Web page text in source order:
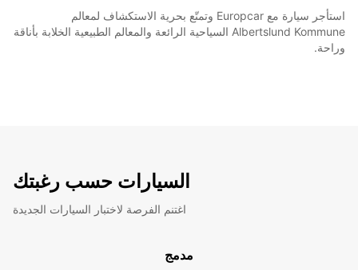
استأجر سيارة مع Europcar وتمتّع بحرية الاستكشاف لمعالم
Albertslund Kommune السياحية الرائعة والمعالم الطبيعية الخلابة بأناقة
وراحة.
السيارات حسب رغبتك
اغتنم الفرصة لاختبار السيارات الجديدة
مدمج